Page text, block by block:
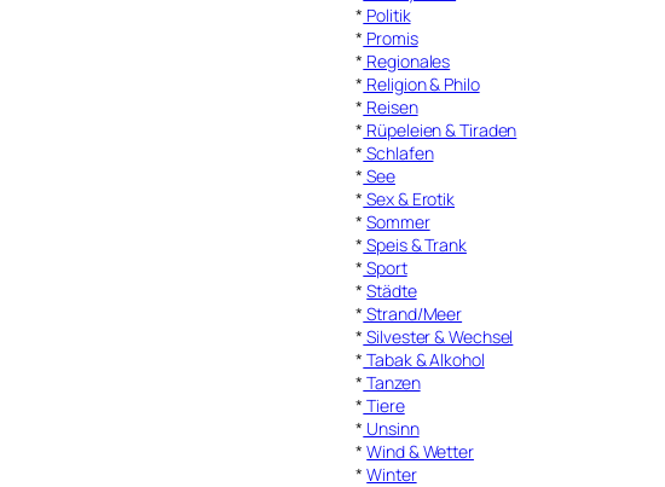
* Politik
* Promis
* Regionales
* Religion & Philo
* Reisen
* Rüpeleien & Tiraden
* Schlafen
* See
* Sex & Erotik
*Sommer
* Speis & Trank
* Sport
*Städte
* Strand/Meer
* Silvester & Wechsel
* Tabak & Alkohol
* Tanzen
* Tiere
* Unsinn
*Wind & Wetter
*Winter